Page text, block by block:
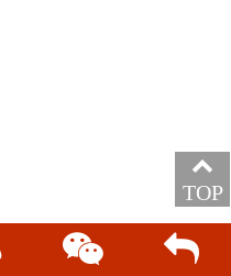
TOP